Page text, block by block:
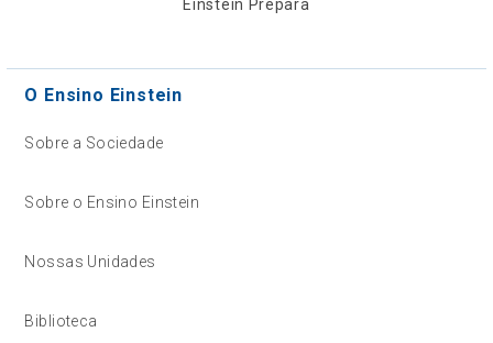
Einstein Prepara
O Ensino Einstein
Sobre a Sociedade
Sobre o Ensino Einstein
Nossas Unidades
Biblioteca